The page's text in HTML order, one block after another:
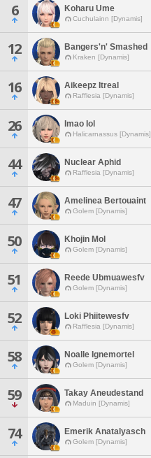
6 Koharu Ume
Cuchulainn [Dynamis]
12 Bangers'n' Smashed
Kraken [Dynamis]
16 Aikeepz Itreal
Rafflesia [Dynamis]
26 Imao Iol
Halicarnassus [Dynamis]
44 Nuclear Aphid
Rafflesia [Dynamis]
47 Amelinea Bertouaint
Golem [Dynamis]
50 Khojin Mol
Golem [Dynamis]
51 Reede Ubmuawesfv
Golem [Dynamis]
52 Loki Phiitewesfv
Rafflesia [Dynamis]
58 Noalle Ignemortel
Golem [Dynamis]
59 Takay Aneudestand
Maduin [Dynamis]
74 Emerik Anatalyasch
Golem [Dynamis]